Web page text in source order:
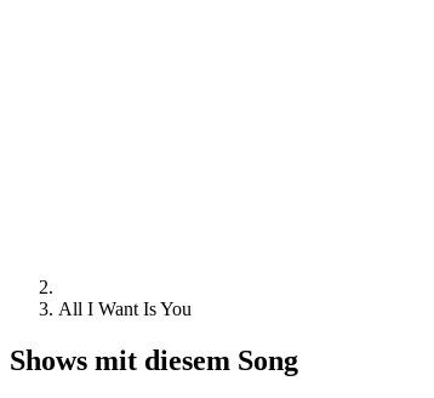
All I Want Is You
Shows mit diesem Song